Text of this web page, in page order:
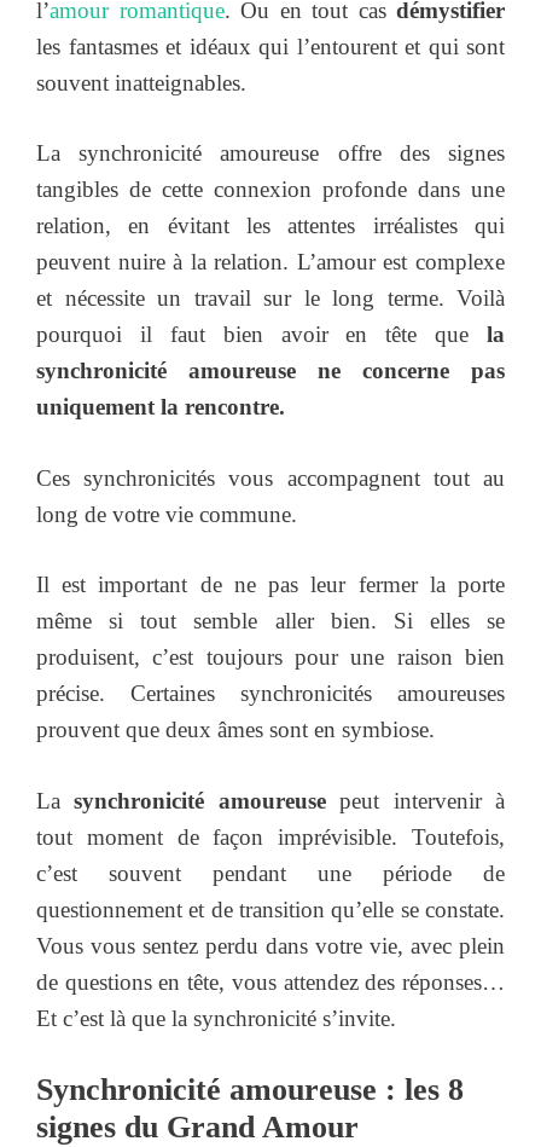
l’amour romantique. Ou en tout cas démystifier
les fantasmes et idéaux qui l’entourent et qui sont
souvent inatteignables.
La synchronicité amoureuse offre des signes
tangibles de cette connexion profonde dans une
relation, en évitant les attentes irréalistes qui
peuvent nuire à la relation. L’amour est complexe
et nécessite un travail sur le long terme. Voilà
pourquoi il faut bien avoir en tête que la
synchronicité amoureuse ne concerne pas
uniquement la rencontre.
Ces synchronicités vous accompagnent tout au
long de votre vie commune.
Il est important de ne pas leur fermer la porte
même si tout semble aller bien. Si elles se
produisent, c’est toujours pour une raison bien
précise. Certaines synchronicités amoureuses
prouvent que deux âmes sont en symbiose.
Lasynchronicité amoureusepeut intervenir à
tout moment de façon imprévisible. Toutefois,
c’est souvent pendant une période de
questionnement et de transition qu’elle se constate.
Vous vous sentez perdu dans votre vie, avec plein
de questions en tête, vous attendez des réponses…
Et c’est là que la synchronicité s’invite.
Synchronicité amoureuse : les 8
signes du Grand Amour